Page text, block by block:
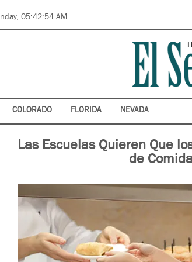
05:42:54 AM
COLORADO FLORIDA NEVADA
Las Escuelas Quieren Que
de